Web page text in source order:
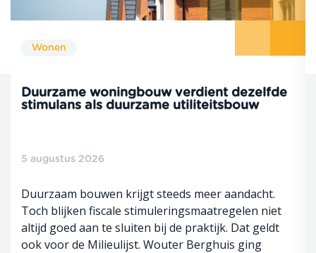
Wonen
Duurzame woningbouw verdient dezelfde
stimulans als duurzame utiliteitsbouw
5 augustus 2026
Duurzaam bouwen krijgt steeds meer aandacht.
Toch blijken fiscale stimuleringsmaatregelen niet
altijd goed aan te sluiten bij de praktijk. Dat geldt
ook voor de Milieulijst. Wouter Berghuis ging